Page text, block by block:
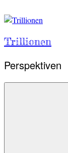
to
Trillionen
Perspektiven